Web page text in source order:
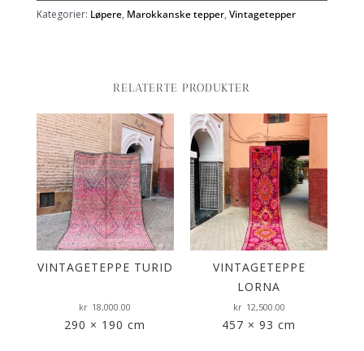
Kategorier: Løpere, Marokkanske tepper, Vintagetepper
RELATERTE PRODUKTER
VINTAGETEPPE TURID
kr 18,000.00
290 × 190 cm
VINTAGETEPPE
LORNA
kr 12,500.00
457 × 93 cm